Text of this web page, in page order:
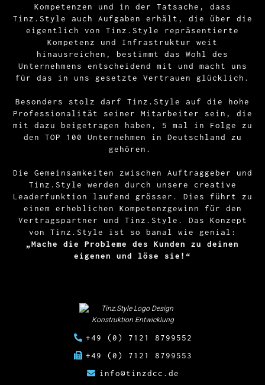
Kompetenzen und in der Tatsache, dass
Tinz.Style auch Aufgaben erhält, die über die
eigentlich von Tinz.Style repräsentierte
Kompetenz und Infrastruktur weit
hinausreichen, bestimmt das Wohl des
Unternehmens entscheidend mit und macht uns
für das in uns gesetzte Vertrauen glücklich.
Besonders stolz darf Tinz.Style auf die hohe
Professionalität seiner Mitarbeiter sein, die
mit dazu beigetragen haben, 5 mal in Folge zu
den TOP 100 Unternehmen in Deutschland zu
gehören.
Die Gemeinsamkeiten zwischen Auftraggeber und
Tinz.Style werden durch unsere creative
Leaderfunktion laufend grösser. Dies führt zu
einem erheblichen Kompetenzgewinn für den
Vertragspartner und Tinz.Style. Das Konzept
von Tinz.Style ist so banal wie genial:
„Mache die Probleme des Kunden zu deinen
eigenen und löse sie!“
+49 (0) 7121 8799552
+49 (0) 7121 8799553
info@tinzdcc.de